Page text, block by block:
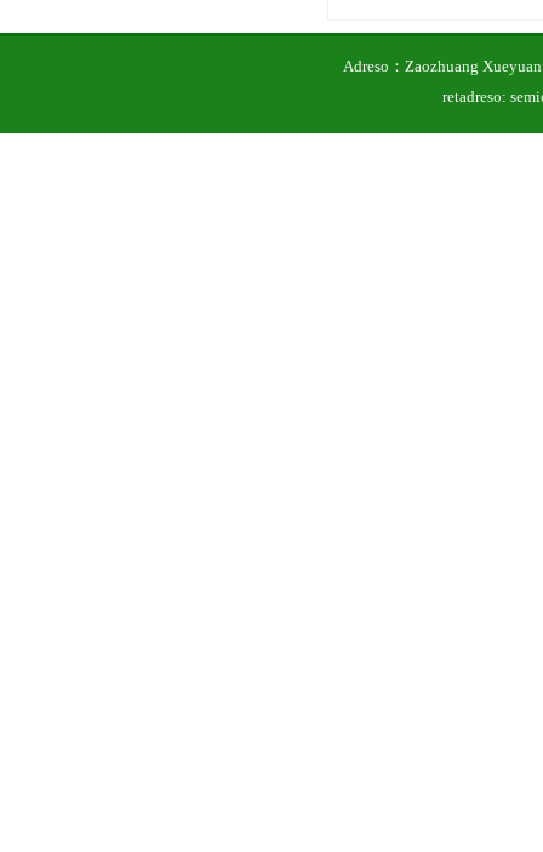
Adreso：Zaozhuang
retadreso: